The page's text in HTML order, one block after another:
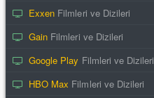
Exxen Filmleri ve Dizileri
Gain Filmleri ve Dizileri
Google Play Filmleri ve Dizileri
HBO Max Filmleri ve Dizileri